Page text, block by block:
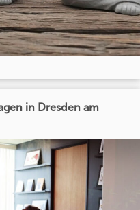
in Dresden am